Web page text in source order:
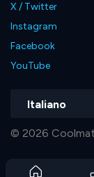
X / Twitter
Instagram
Facebook
YouTube
Italiano
© 2026